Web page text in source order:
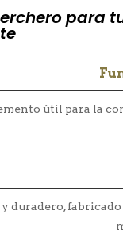
para
útil para la
duradero,